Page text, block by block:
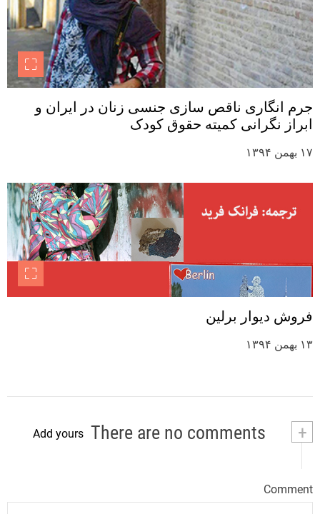
جرم انگاری ناقص سازی جنسی زنان در ایران و
ابراز نگرانی کمیته حقوق کودک
۱۷ بهمن ۱۳۹۴
فروش دیوار برلین
۱۳ بهمن ۱۳۹۴
+
Add yours
Comment